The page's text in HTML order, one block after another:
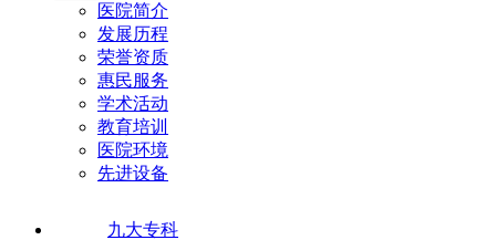
医院简介
发展历程
荣誉资质
惠民服务
学术活动
教育培训
医院环境
先进设备
九大专科